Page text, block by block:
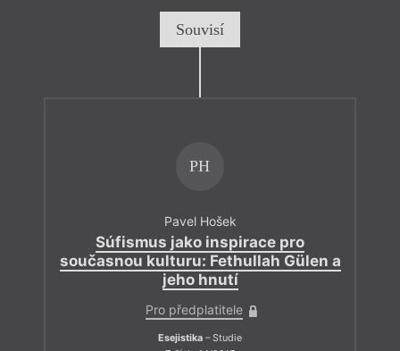
Souvisí
PH
Pavel Hošek
Súfismus jako inspirace pro
současnou kulturu: Fethullah Gülen a
jeho hnutí
Pro předplatitele
Esejistika – Studie